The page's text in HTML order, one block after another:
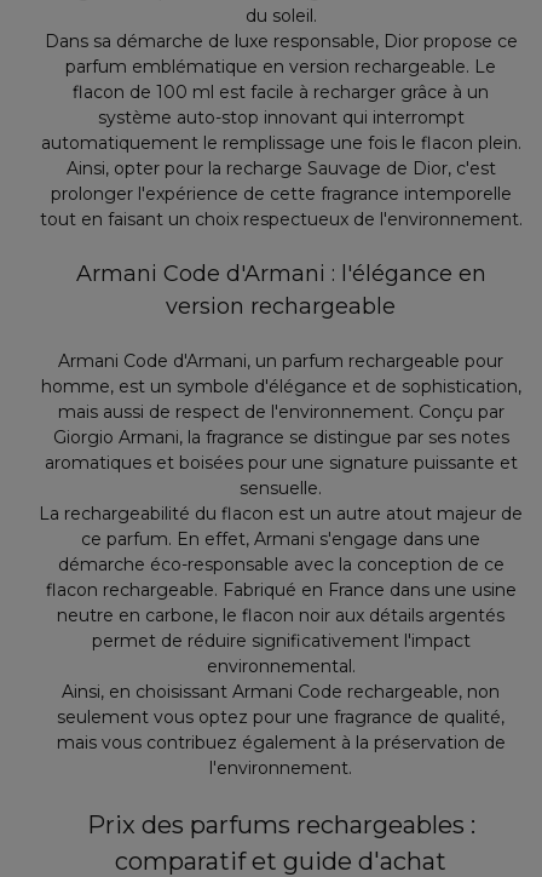
du soleil.
Dans sa démarche de luxe responsable, Dior propose ce
parfum emblématique en version rechargeable. Le
flacon de 100 ml est facile à recharger grâce à un
système auto-stop innovant qui interrompt
automatiquement le remplissage une fois le flacon plein.
Ainsi, opter pour la recharge Sauvage de Dior, c'est
prolonger l'expérience de cette fragrance intemporelle
tout en faisant un choix respectueux de l'environnement.
Armani Code d'Armani : l'élégance en
version rechargeable
Armani Code d'Armani, un parfum rechargeable pour
homme, est un symbole d'élégance et de sophistication,
mais aussi de respect de l'environnement. Conçu par
Giorgio Armani, la fragrance se distingue par ses notes
aromatiques et boisées pour une signature puissante et
sensuelle.
La rechargeabilité du flacon est un autre atout majeur de
ce parfum. En effet, Armani s'engage dans une
démarche éco-responsable avec la conception de ce
flacon rechargeable. Fabriqué en France dans une usine
neutre en carbone, le flacon noir aux détails argentés
permet de réduire significativement l'impact
environnemental.
Ainsi, en choisissant Armani Code rechargeable, non
seulement vous optez pour une fragrance de qualité,
mais vous contribuez également à la préservation de
l'environnement.
Prix des parfums rechargeables :
comparatif et guide d'achat